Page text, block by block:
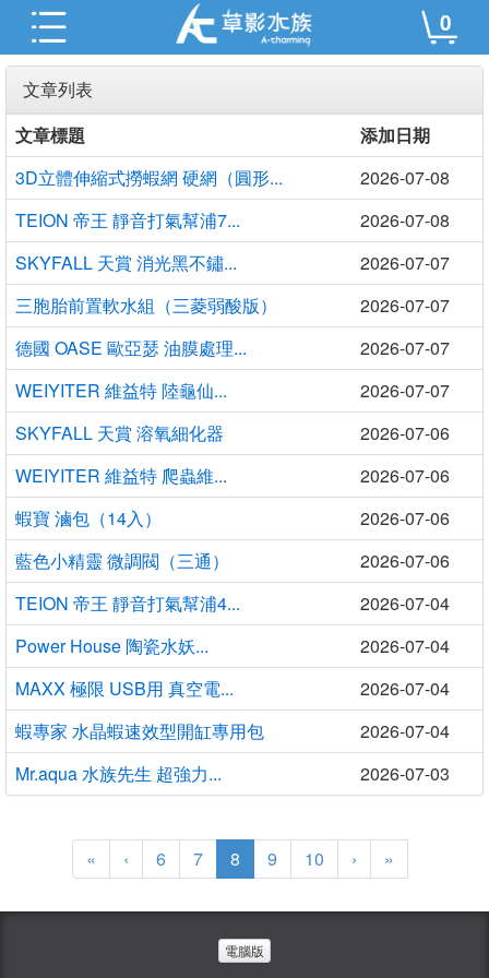
0
文章列表
文章標題
添加日期
3D立體伸縮式撈蝦網 硬網（圓形...
2026-07-08
TEION 帝王 靜音打氣幫浦7...
2026-07-08
SKYFALL 天賞 消光黑不鏽...
2026-07-07
三胞胎前置軟水組（三菱弱酸版）
2026-07-07
德國 OASE 歐亞瑟 油膜處理...
2026-07-07
WEIYITER 維益特 陸龜仙...
2026-07-07
SKYFALL 天賞 溶氧細化器
2026-07-06
WEIYITER 維益特 爬蟲維...
2026-07-06
蝦寶 滷包（14入）
2026-07-06
藍色小精靈 微調閥（三通）
2026-07-06
TEION 帝王 靜音打氣幫浦4...
2026-07-04
Power House 陶瓷水妖...
2026-07-04
MAXX 極限 USB用 真空電...
2026-07-04
蝦專家 水晶蝦速效型開缸專用包
2026-07-04
Mr.aqua 水族先生 超強力...
2026-07-03
« ‹ 6 7 8 (current)
9 10 › »
電腦版